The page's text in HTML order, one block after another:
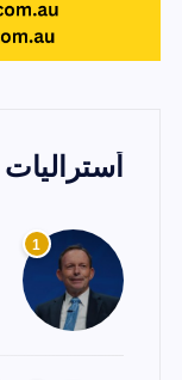
أستراليات
1